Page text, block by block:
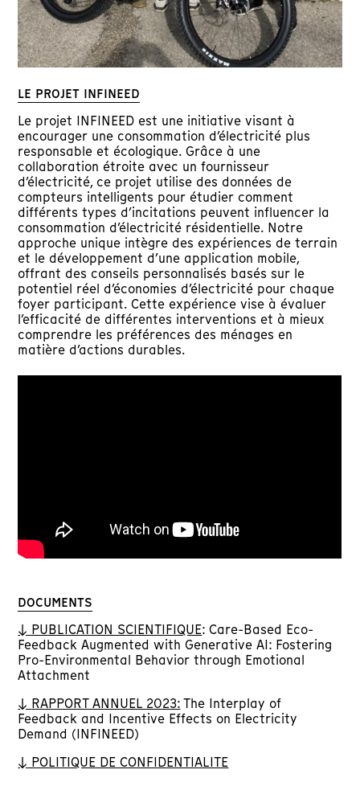
LE PROJET INFINEED
Le projet INFINEED est une initiative visant à
encourager une consommation d’électricité plus
responsable et écologique. Grâce à une
collaboration étroite avec un fournisseur
d’électricité, ce projet utilise des données de
compteurs intelligents pour étudier comment
différents types d’incitations peuvent influencer la
consommation d’électricité résidentielle. Notre
approche unique intègre des expériences de terrain
et le développement d’une application mobile,
offrant des conseils personnalisés basés sur le
potentiel réel d’économies d’électricité pour chaque
foyer participant. Cette expérience vise à évaluer
l’efficacité de différentes interventions et à mieux
comprendre les préférences des ménages en
matière d’actions durables.
DOCUMENTS
↓ PUBLICATION SCIENTIFIQUE:Care-Based Eco-
Feedback Augmented with Generative AI: Fostering
Pro-Environmental Behavior through Emotional
Attachment
↓ RAPPORT ANNUEL 2023:The Interplay of
Feedback and Incentive Effects on Electricity
Demand (INFINEED)
↓ POLITIQUE DE CONFIDENTIALITE